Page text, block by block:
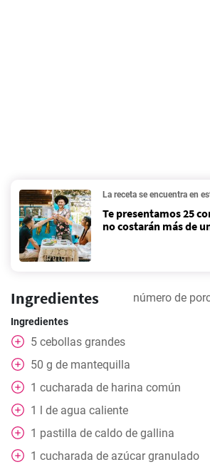
La receta se encuentra en
Te presentamos 25
no costarán más de
Ingredientes número de
Ingredientes
5 cebollas grandes
50 g de mantequilla
1 cucharada de harina común
1 l de agua caliente
1 pastilla de caldo de gallina
1 cucharada de azúcar granulado